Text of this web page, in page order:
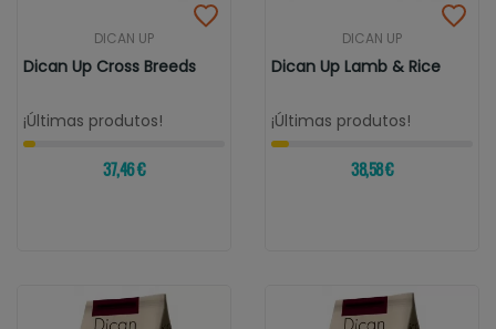
DICAN UP
Dican Up Cross Breeds
¡Últimas produtos!
37,46 €
DICAN UP
Dican Up Lamb & Rice
¡Últimas produtos!
38,58 €